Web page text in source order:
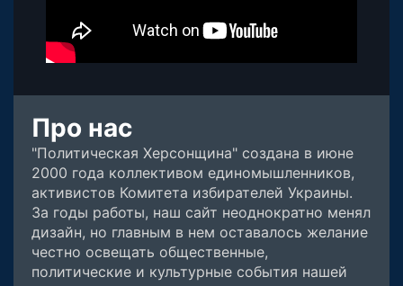
Про нас
"Политическая Херсонщина" создана в июне
2000 года коллективом единомышленников,
активистов Комитета избирателей Украины.
За годы работы, наш сайт неоднократно менял
дизайн, но главным в нем оставалось желание
честно освещать общественные,
политические и культурные события нашей